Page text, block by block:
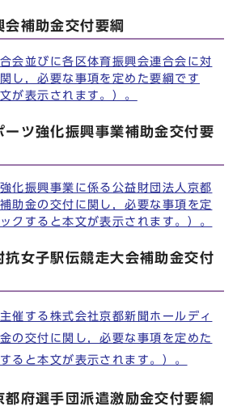
補助金交付要綱
会並びに各区体育振興会連合会に対
し，必要な事項を定めた要綱です
が表示されます。）。
ーツ強化振興事業補助金交付要
化振興事業に係る公益財団法人京都
助金の交付に関し，必要な事項を定
クすると本文が表示されます。）。
抗女子駅伝競走大会補助金交付
催する株式会社京都新聞ホールディ
の交付に関し，必要な事項を定めた
ると本文が表示されます。）。
都府選手団派遣激励金交付要綱